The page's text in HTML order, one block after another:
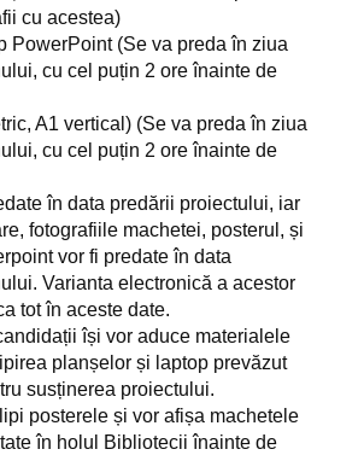
cu acestea)
PowerPoint (Se va preda în ziua
cu cel puțin 2 ore înainte de
A1 vertical) (Se va preda în ziua
cu cel puțin 2 ore înainte de
în data predării proiectului, iar
fotografiile machetei, posterul, și
vor fi predate în data
Varianta electronică a acestor
tot în aceste date.
își vor aduce materialele
planșelor și laptop prevăzut
susținerea proiectului.
posterele și vor afișa machetele
în holul Bibliotecii înainte de